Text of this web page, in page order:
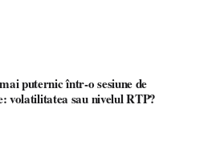
puternic într-o sesiune de
volatilitatea sau nivelul RTP?